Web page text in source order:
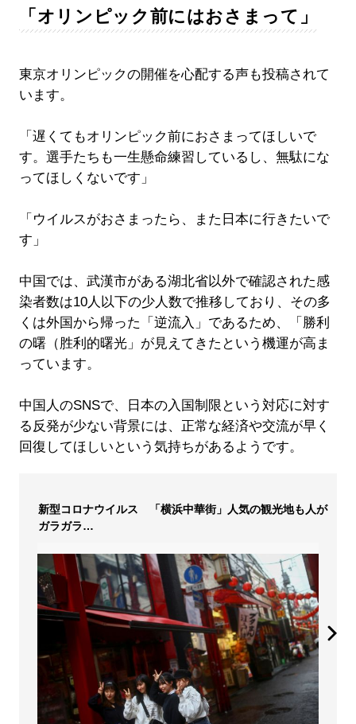
「オリンピック前にはおさまって」
東京オリンピックの開催を心配する声も投稿されて
います。
「遅くてもオリンピック前におさまってほしいで
す。選手たちも一生懸命練習しているし、無駄にな
ってほしくないです」
「ウイルスがおさまったら、また日本に行きたいで
す」
中国では、武漢市がある湖北省以外で確認された感
染者数は10人以下の少人数で推移しており、その多
くは外国から帰った「逆流入」であるため、「勝利
の曙（胜利的曙光」が見えてきたという機運が高ま
っています。
中国人のSNSで、日本の入国制限という対応に対す
る反発が少ない背景には、正常な経済や交流が早く
回復してほしいという気持ちがあるようです。
新型コロナウイルス 「横浜中華街」人気の観光地も人が
ガラガラ…